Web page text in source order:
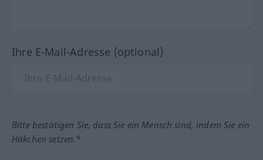
Ihre E-Mail-Adresse (optional)
Bitte bestätigen Sie, dass Sie ein Mensch sind, indem Sie ein
Häkchen setzen.*